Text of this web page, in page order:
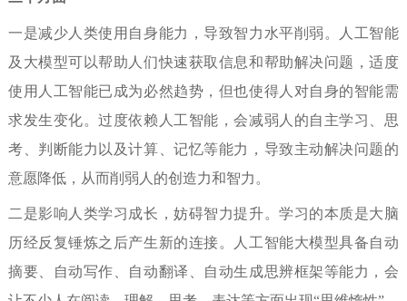
一是减少人类使用自身能力，导致智力水平削弱。
人工智能
及大模型可以帮助人们快速获取信息和帮助解决问题，适度
使用人工智能已成为必然趋势，但也使得人对自身的智能需
求发生变化。过度依赖人工智能，会减弱人的自主学习、思
考、判断能力以及计算、记忆等能力，导致主动解决问题的
意愿降低，从而削弱人的创造力和智力。
二是影响人类学习成长，妨碍智力提升。学习的本质是大脑
历经反复锤炼之后产生新的连接。人工智能大模型具备自动
摘要、自动写作、自动翻译、自动生成思辨框架等能力，会